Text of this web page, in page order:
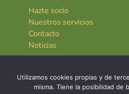
Hazte socio
Nuestros servicios
Contacto
Noticias
Utilizamos cookies propias y de
misma. Tiene la posibilidad de